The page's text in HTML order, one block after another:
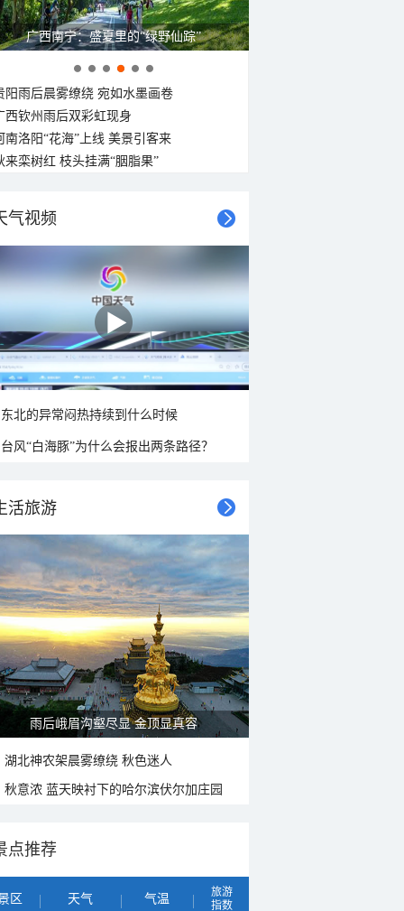
广西南宁：盛夏里的“绿野仙踪”
阳雨后晨雾缭绕 宛如水墨画卷
西钦州雨后双彩虹现身
南洛阳“花海”上线 美景引客来
来栾树红 枝头挂满“胭脂果”
气视频
东北的异常闷热持续到什么时候
台风“白海豚”为什么会报出两条路径？
活旅游
雨后峨眉沟壑尽显 金顶显真容
湖北神农架晨雾缭绕 秋色迷人
秋意浓 蓝天映衬下的哈尔滨伏尔加庄园
点推荐
区 天气 气温
旅游
指数